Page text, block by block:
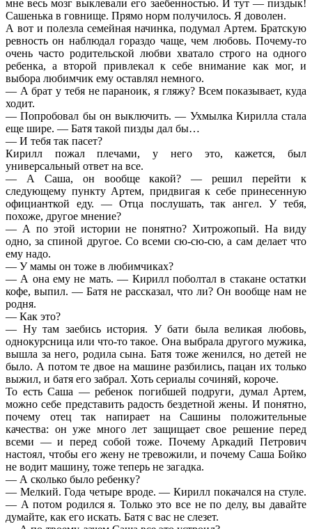
мне весь мозг выклевали его заебенностью. И тут — пиздык!
Сашенька в говнище. Прямо норм получилось. Я доволен.
А вот и полезла семейная начинка, подумал Артем. Братскую
ревность он наблюдал гораздо чаще, чем любовь. Почему-то
очень часто родительской любви хватало строго на одного
ребенка, а второй привлекал к себе внимание как мог, и
выбора любимчик ему оставлял немного.
— А брат у тебя не параноик, я гляжу? Всем показывает, куда
ходит.
— Попробовал бы он выключить. — Ухмылка Кирилла стала
еще шире. — Батя такой пизды дал бы…
— И тебя так пасет?
Кирилл пожал плечами, у него это, кажется, был
универсальный ответ на все.
— А Саша, он вообще какой? — решил перейти к
следующему пункту Артем, придвигая к себе принесенную
официанткой еду. — Отца послушать, так ангел. У тебя,
похоже, другое мнение?
— А по этой истории не понятно? Хитрожопый. На виду
одно, за спиной другое. Со всеми сю-сю-сю, а сам делает что
ему надо.
— У мамы он тоже в любимчиках?
— А она ему не мать. — Кирилл поболтал в стакане остатки
кофе, выпил. — Батя не рассказал, что ли? Он вообще нам не
родня.
— Как это?
— Ну там заебись история. У бати была великая любовь,
однокурсница или что-то такое. Она выбрала другого мужика,
вышла за него, родила сына. Батя тоже женился, но детей не
было. А потом те двое на машине разбились, пацан их только
выжил, и батя его забрал. Хоть сериалы сочиняй, короче.
То есть Саша — ребенок погибшей подруги, думал Артем,
можно себе представить радость бездетной жены. И понятно,
почему отец так напирает на Сашины положительные
качества: он уже много лет защищает свое решение перед
всеми — и перед собой тоже. Почему Аркадий Петрович
настоял, чтобы его жену не тревожили, и почему Саша Бойко
не водит машину, тоже теперь не загадка.
— А сколько было ребенку?
— Мелкий. Года четыре вроде. — Кирилл покачался на стуле.
— А потом родился я. Только это все не по делу, вы давайте
думайте, как его искать. Батя с вас не слезет.